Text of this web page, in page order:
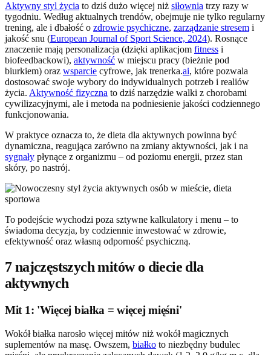
Aktywny styl życia to dziś dużo więcej niż siłownia trzy razy w
tygodniu. Według aktualnych trendów, obejmuje nie tylko regularny
trening, ale i dbałość o zdrowie psychiczne, zarządzanie stresem i
jakość snu (European Journal of Sport Science, 2024). Rosnące
znaczenie mają personalizacja (dzięki aplikacjom fitness i
biofeedbackowi), aktywność w miejscu pracy (bieżnie pod
biurkiem) oraz wsparcie cyfrowe, jak trenerka.ai, które pozwala
dostosować swoje wybory do indywidualnych potrzeb i realiów
życia. Aktywność fizyczna to dziś narzędzie walki z chorobami
cywilizacyjnymi, ale i metoda na podniesienie jakości codziennego
funkcjonowania.
W praktyce oznacza to, że dieta dla aktywnych powinna być
dynamiczna, reagująca zarówno na zmiany aktywności, jak i na
sygnały płynące z organizmu – od poziomu energii, przez stan
skóry, po nastrój.
To podejście wychodzi poza sztywne kalkulatory i menu – to
świadoma decyzja, by codziennie inwestować w zdrowie,
efektywność oraz własną odporność psychiczną.
7 najczęstszych mitów o diecie dla
aktywnych
Mit 1: 'Więcej białka = więcej mięśni'
Wokół białka narosło więcej mitów niż wokół magicznych
suplementów na masę. Owszem, białko to niezbędny budulec